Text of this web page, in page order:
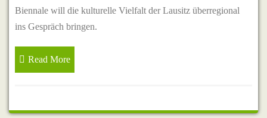
Biennale will die kulturelle Vielfalt der Lausitz überregional
ins Gespräch bringen.
Read More